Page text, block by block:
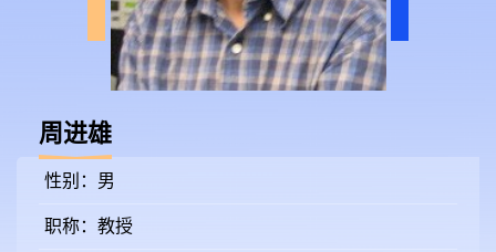
周进雄
性别：男
职称：教授